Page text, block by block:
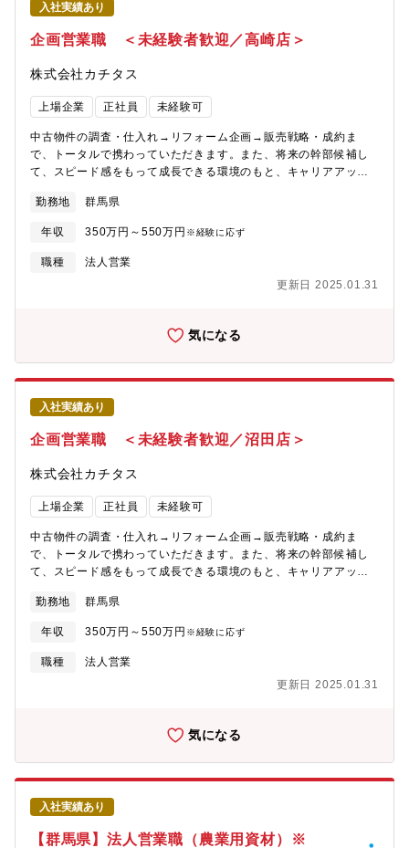
入社実績あり
企画営業職 ＜未経験者歓迎／高崎店＞
株式会社カチタス
上場企業 正社員 未経験可
中古物件の調査・仕入れ→リフォーム企画→販売戦略・成約ま
で、トータルで携わっていただきます。また、将来の幹部候補し
て、スピード感をもって成長できる環境のもと、キャリアアップ
に赴き、「どのような方に住んでいただきたいか」お客様像をイ
メージしながら中古物件の仕入れを行います。(2)リフォーム企
画：お客様が住まいに求めることはなにかを考えながら、リフォ
ームのプランを立てていきます。(3)販売：自ら企画したリフォー
力】自身のアイディアを形にし、それを自らお客様に提案してい
直接感じることができるやりがいのある業務です。
勤務地 群馬県
年収 350万円～550万円 ※経験に応ず
職種
法人営業
更新日 2025.01.31
気になる
入社実績あり
企画営業職 ＜未経験者歓迎／沼田店＞
株式会社カチタス
上場企業 正社員 未経験可
中古物件の調査・仕入れ→リフォーム企画→販売戦略・成約ま
で、トータルで携わっていただきます。また、将来の幹部候補し
て、スピード感をもって成長できる環境のもと、キャリアアップ
に赴き、「どのような方に住んでいただきたいか」お客様像をイ
メージしながら中古物件の仕入れを行います。(2)リフォーム企
画：お客様が住まいに求めることはなにかを考えながら、リフォ
ームのプランを立てていきます。(3)販売：自ら企画したリフォー
力】自身のアイディアを形にし、それを自らお客様に提案してい
直接感じることができるやりがいのある業務です。
勤務地 群馬県
年収 350万円～550万円 ※経験に応ず
職種
法人営業
更新日 2025.01.31
気になる
入社実績あり
【群馬県】法人営業職（農業用資材）※